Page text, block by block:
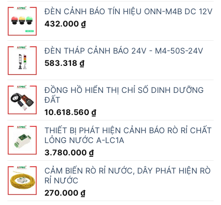
ĐÈN CẢNH BÁO TÍN HIỆU ONN-M4B DC 12V
432.000 ₫
ĐÈN THÁP CẢNH BÁO 24V - M4-50S-24V
583.318 ₫
ĐỒNG HỒ HIỂN THỊ CHỈ SỐ DINH DƯỠNG
ĐẤT
10.618.560 ₫
THIẾT BỊ PHÁT HIỆN CẢNH BÁO RÒ RỈ CHẤT
LỎNG NƯỚC A-LC1A
3.780.000 ₫
CẢM BIẾN RÒ RỈ NƯỚC, DÂY PHÁT HIỆN RÒ
RỈ NƯỚC
270.000 ₫